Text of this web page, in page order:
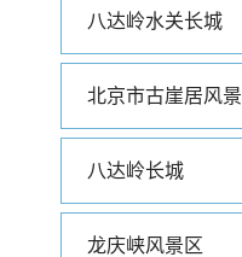
八达岭水关长城
八达岭长城
龙庆峡风景区